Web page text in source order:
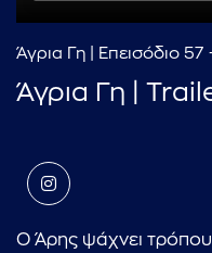
Άγρια Γη | Επεισόδιο
Άγρια Γη |
Ο Άρης ψάχνει